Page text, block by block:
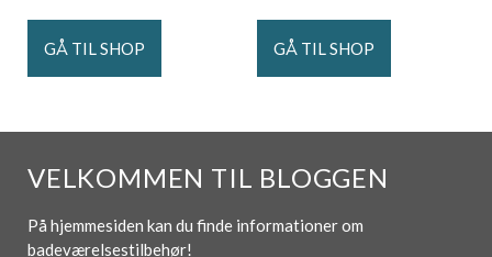
GÅ TIL SHOP GÅ TIL SHOP
VELKOMMEN TIL BLOGGEN
På hjemmesiden kan du finde informationer om
badeværelsestilbehør!